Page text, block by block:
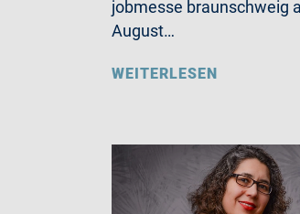
jobmesse braunschweig
August…
WEITERLESEN